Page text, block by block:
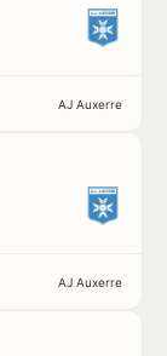
AJ Auxerre
AJ Auxerre